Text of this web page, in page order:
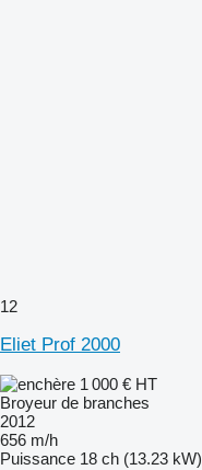
12
Eliet Prof 2000
1 000 € HT
Broyeur de branches
2012
656 m/h
Puissance 18 ch (13.23 kW)